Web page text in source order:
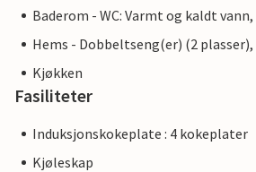
Baderom - WC: Varmt og kaldt vann,
Hems - Dobbeltseng(er) (2 plasser),
Kjøkken
Fasiliteter
Induksjonskokeplate : 4 kokeplater
Kjøleskap